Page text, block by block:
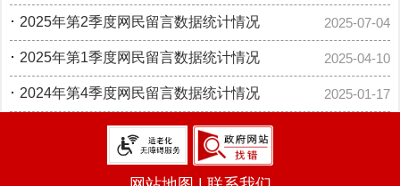
· 2025年第2季度网民留言数据统计情况 2025-07-04
· 2025年第1季度网民留言数据统计情况 2025-04-10
· 2024年第4季度网民留言数据统计情况 2025-01-17